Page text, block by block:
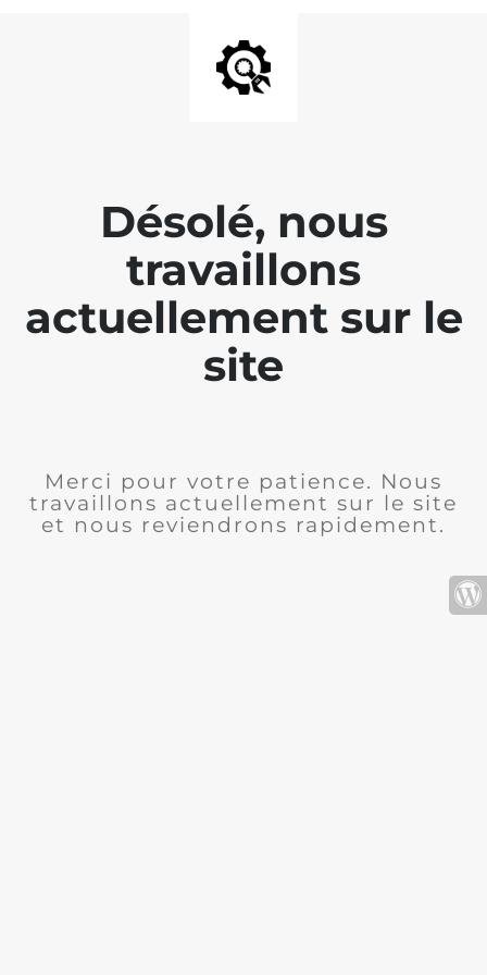
Désolé, nous
travaillons
actuellement sur le
site
Merci pour votre patience. Nous
travaillons actuellement sur le site
et nous reviendrons rapidement.